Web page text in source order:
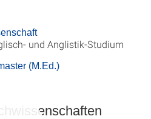
und Anglistik-Studium
(M.Ed.)